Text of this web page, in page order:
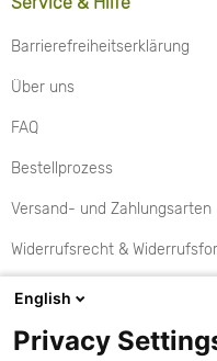
Barrierefreiheitserklärung
Über uns
FAQ
Bestellprozess
Versand- und Zahlungsarten
Widerrufsrecht &
Rückgabe
Aktionen
English
Privacy